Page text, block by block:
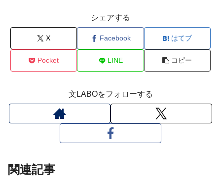
シェアする
X Facebook はてブ
Pocket LINE コピー
文LABOをフォローする
関連記事